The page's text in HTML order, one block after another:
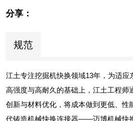
分享：
规范
江土专注挖掘机快换领域13年，为适应
高强度与高耐久的基础上，江土工程师
创新与材料优化，将成本做到更低、性
代铸造机械快换连接器——迈博机械快